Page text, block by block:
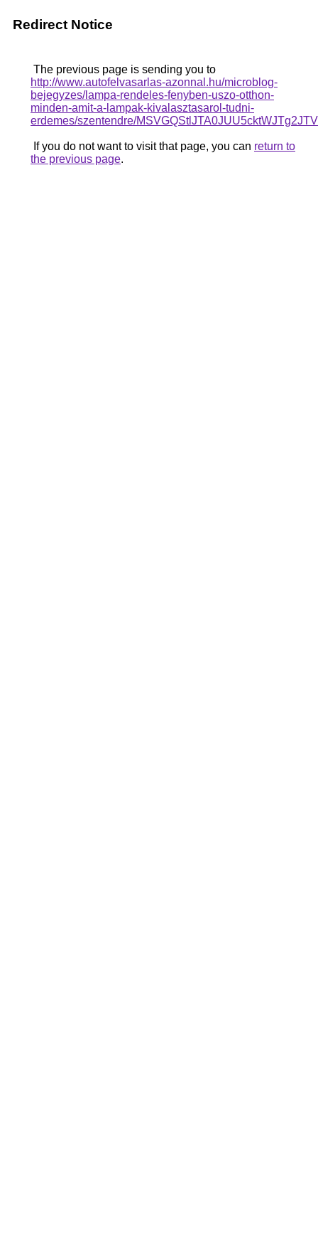
Redirect Notice
The previous page is sending you to
http://www.autofelvasarlas-azonnal.hu/microblog-
bejegyzes/lampa-rendeles-fenyben-uszo-otthon-
minden-amit-a-lampak-kivalasztasarol-tudni-
erdemes/szentendre/
If you do not want to visit that page, you can return to
the previous page.